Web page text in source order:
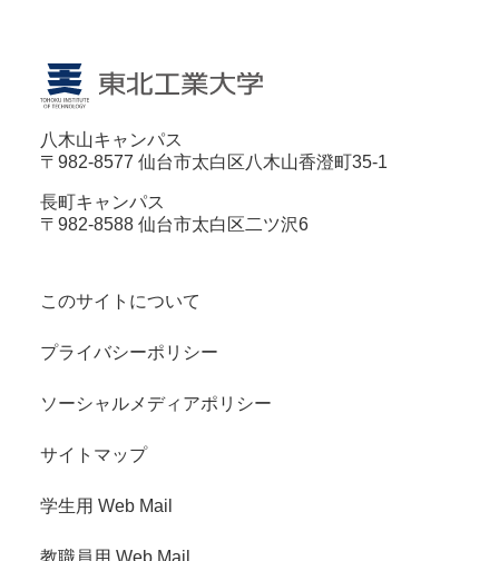
八木山キャンパス
〒982-8577 仙台市太白区八木山香澄町35-1
長町キャンパス
〒982-8588 仙台市太白区二ツ沢6
このサイトについて
プライバシーポリシー
ソーシャルメディアポリシー
サイトマップ
学生用 Web Mail